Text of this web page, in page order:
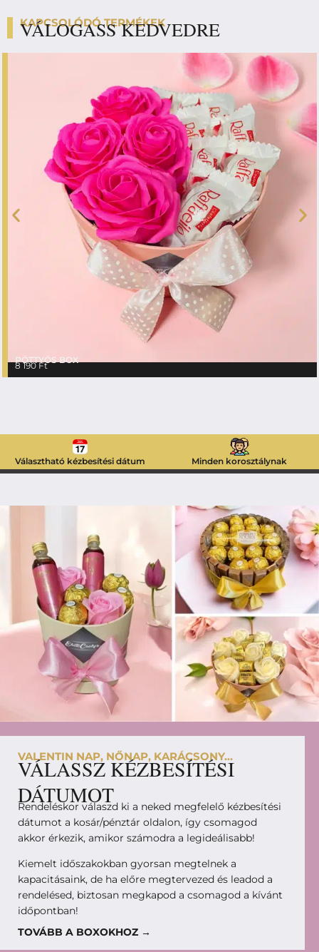
KAPCSOLÓDÓ TERMÉKEK
VÁLOGASS KEDVEDRE
PÖTTYÖS BOX
8 190Ft
Választható kézbesítési dátum Minden korosztálynak
VALENTIN NAP, NŐNAP, KARÁCSONY...
VÁLASSZ KÉZBESÍTÉSI
DÁTUMOT
Rendeléskor válaszd ki a neked megfelelő kézbesítési
dátumot a kosár/pénztár oldalon, így csomagod
akkor érkezik, amikor számodra a legideálisabb!
Kiemelt időszakokban gyorsan megtelnek a
kapacitásaink, de ha előre megtervezed és leadod a
rendelésed, biztosan megkapod a csomagod a kívánt
időpontban!
TOVÁBB A BOXOKHOZ →